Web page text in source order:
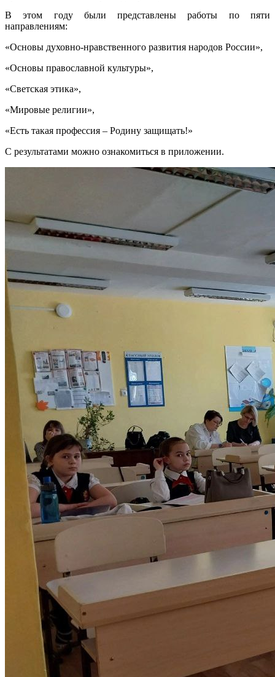
В этом году были представлены работы по пяти
направлениям:
«Основы духовно-нравственного развития народов России»,
«Основы православной культуры»,
«Светская этика»,
«Мировые религии»,
«Есть такая профессия – Родину защищать!»
С результатами можно ознакомиться в приложении.